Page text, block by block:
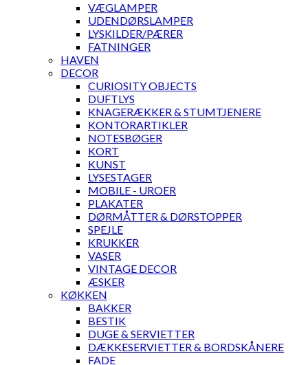
VÆGLAMPER
UDENDØRSLAMPER
LYSKILDER/PÆRER
FATNINGER
HAVEN
DECOR
CURIOSITY OBJECTS
DUFTLYS
KNAGERÆKKER & STUMTJENERE
KONTORARTIKLER
NOTESBØGER
KORT
KUNST
LYSESTAGER
MOBILE - UROER
PLAKATER
DØRMÅTTER & DØRSTOPPER
SPEJLE
KRUKKER
VASER
VINTAGE DECOR
ÆSKER
KØKKEN
BAKKER
BESTIK
DUGE & SERVIETTER
DÆKKESERVIETTER & BORDSKÅNERE
FADE